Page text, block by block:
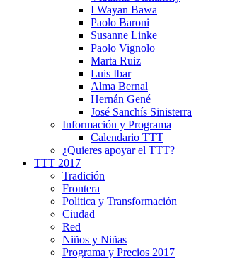
I Wayan Bawa
Paolo Baroni
Susanne Linke
Paolo Vignolo
Marta Ruiz
Luis Ibar
Alma Bernal
Hernán Gené
José Sanchís Sinisterra
Información y Programa
Calendario TTT
¿Quieres apoyar el TTT?
TTT 2017
Tradición
Frontera
Politica y Transformación
Ciudad
Red
Niños y Niñas
Programa y Precios 2017